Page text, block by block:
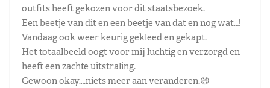
outfits heeft gekozen voor dit staatsbezoek.
Een beetje van dit en een beetje van dat en nog wat…!
Vandaag ook weer keurig gekleed en gekapt.
Het totaalbeeld oogt voor mij luchtig en verzorgd en
heeft een zachte uitstraling.
Gewoon okay….niets meer aan veranderen.😄